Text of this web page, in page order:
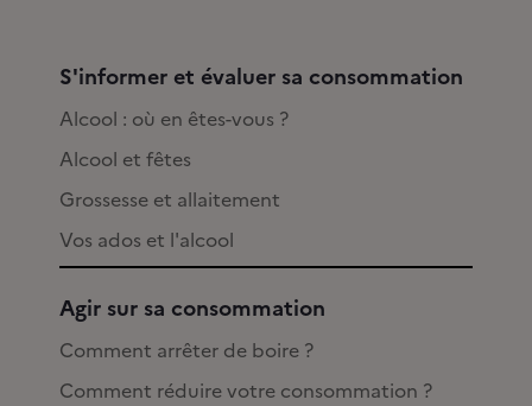
S'informer et évaluer sa consommation
Alcool : où en êtes-vous ?
Alcool et fêtes
Grossesse et allaitement
Vos ados et l'alcool
Agir sur sa consommation
Comment arrêter de boire ?
Comment réduire votre consommation ?